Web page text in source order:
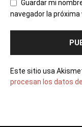
Guardar mi
navegador la próxima
Este sitio usa
procesan los datos